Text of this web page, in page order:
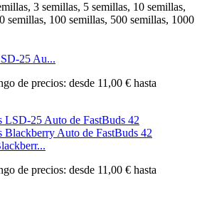
3 semillas, 5 semillas, 10 semillas,
semillas, 100 semillas, 500 semillas, 1000
25 Au...
de precios: desde 11,00 € hasta
de precios: desde 11,00 € hasta